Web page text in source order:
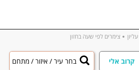
צימרים לפי שעה בחזון
קרוב אלי בחר עיר / איזור / מתחם